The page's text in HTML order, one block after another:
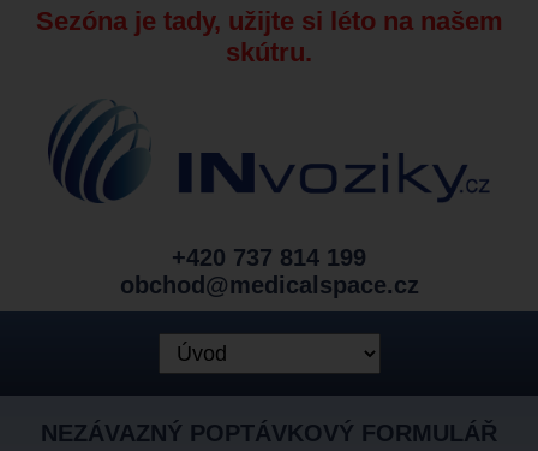
Sezóna je tady, užijte si léto na našem
skútru.
+420 737 814 199
obchod@medicalspace.cz
NEZÁVAZNÝ POPTÁVKOVÝ FORMULÁŘ